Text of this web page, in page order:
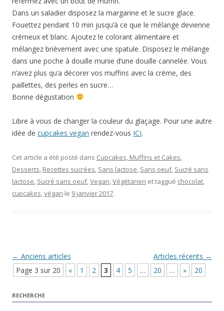
Dans un saladier disposez la margarine et le sucre glace.
Fouettez pendant 10 min jusqu’à ce que le mélange devienne
crémeux et blanc. Ajoutez le colorant alimentaire et
mélangez brièvement avec une spatule. Disposez le mélange
dans une poche à douille munie d’une douille cannelée. Vous
n’avez plus qu’a décorer vos muffins avec la crème, des
paillettes, des perles en sucre…
Bonne dégustation
Libre à vous de changer la couleur du glaçage. Pour une autre
idée de cupcakes vegan rendez-vous ICI.
Cet article a été posté dans Cupcakes, Muffins et Cakes,
Desserts, Recettes sucrées, Sans lactose, Sans oeuf, Sucré sans
lactose, Sucré sans oeuf,Vegan,Végétarien et taggué chocolat,
cupcakes,végan le 9 janvier 2017.
Navigation Article
← Anciens articles Articles récents →
Page 3 sur 20
« 1 2 3 4 5 … 20 … » 20
RECHERCHE